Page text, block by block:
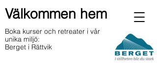
Välkommen hem
Boka kurser och retreater i vår
unika miljö:
Berget i Rättvik